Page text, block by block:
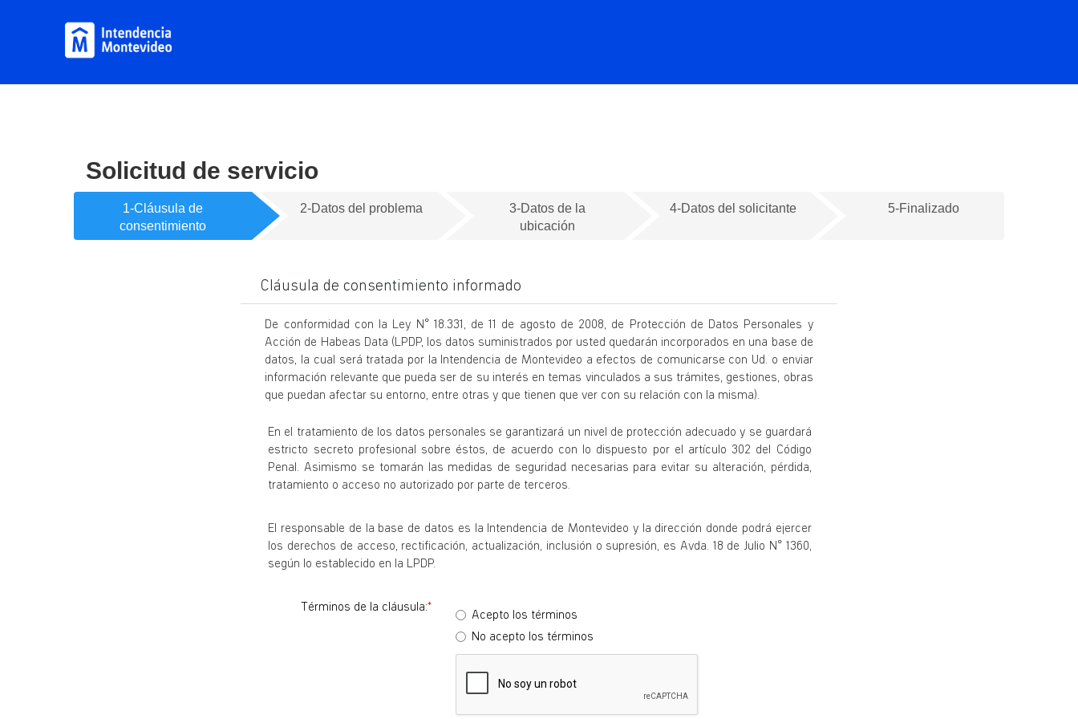
Solicitud de servicio
1-Cláusula de
consentimiento
2-Datos del problema
3-Datos de la
ubicación
4-Datos del solicitante 5-Finalizado
Cláusula de consentimiento informado
De conformidad con la Ley N° 18.331, de 11 de agosto de 2008, de Protección de Datos Personales y
Acción de Habeas Data (LPDP, los datos suministrados por usted quedarán incorporados en una base de
datos, la cual será tratada por la Intendencia de Montevideo a efectos de comunicarse con Ud. o enviar
información relevante que pueda ser de su interés en temas vinculados a sus trámites, gestiones, obras
que puedan afectar su entorno, entre otras y que tienen que ver con su relación con la misma).
En el tratamiento de los datos personales se garantizará un nivel de protección adecuado y se guardará
estricto secreto profesional sobre éstos, de acuerdo con lo dispuesto por el artículo 302 del Código
Penal. Asimismo se tomarán las medidas de seguridad necesarias para evitar su alteración, pérdida,
tratamiento o acceso no autorizado por parte de terceros.
El responsable de la base de datos es la Intendencia de Montevideo y la dirección donde podrá ejercer
los derechos de acceso, rectificación, actualización, inclusión o supresión, es Avda. 18 de Julio N° 1360,
según lo establecido en la LPDP.
Términos de la cláusula:
Acepto los términos
No acepto los términos